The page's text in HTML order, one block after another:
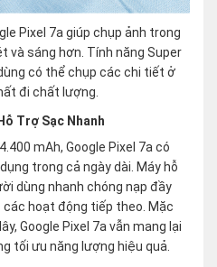
Pixel 7a giúp chụp ảnh trong
và sáng hơn. Tính năng Super
có thể chụp các chi tiết ở
đi chất lượng.
Trợ Sạc Nhanh
mAh, Google Pixel 7a có
trong cả ngày dài. Máy hỗ
dùng nhanh chóng nạp đầy
hoạt động tiếp theo. Mặc
Google Pixel 7a vẫn mang lại
tối ưu năng lượng hiệu quả.